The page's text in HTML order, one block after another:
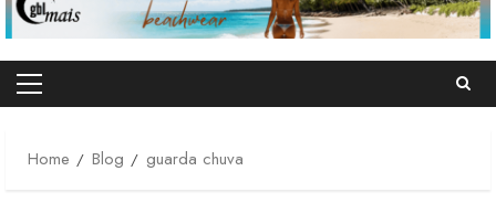
Primary
Home
Blog guarda chuva